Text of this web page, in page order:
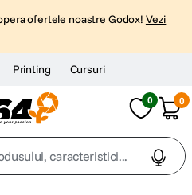
ofertele noastre Godox! Vezi
Printing Cursuri
0 0
caracteristici...